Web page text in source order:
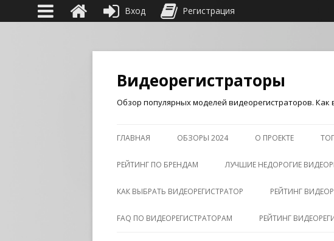
Видеорегистраторы
Обзор популярных моделей видеорегистраторов.
ГЛАВНАЯ ОБЗОРЫ 2024 О ПРОЕКТЕ
РЕЙТИНГ ПО БРЕНДАМ ЛУЧШИЕ НЕДОРОГИЕ
КАК ВЫБРАТЬ ВИДЕОРЕГИСТРАТОР РЕЙТИНГ
FAQ ПО ВИДЕОРЕГИСТРАТОРАМ РЕЙТИНГ
Вход Регистрация